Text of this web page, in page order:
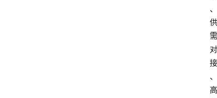
、
供
需
对
接
、
高